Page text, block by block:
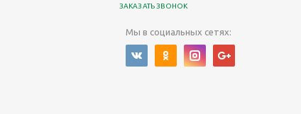
ЗАКАЗАТЬ ЗВОНОК
Мы в социальных сетях: